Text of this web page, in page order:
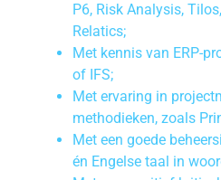
P6, Risk Analysis,
Relatics;
Met kennis van ERP-
of IFS;
Met ervaring in
methodieken, zoals
Met een goede
én Engelse taal in